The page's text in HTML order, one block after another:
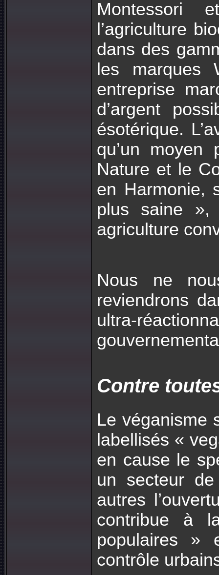
Montessori
l’agriculture
dans des
les marques
entreprise
d’argent
ésotérique.
qu’un
Nature et le
en Harmonie,
plus saine »,
agriculture
Nous ne
reviendrons
ultra-
Contre
Le véganisme
labellisés «
en cause le
un secteur
autres
contribue à
populaires »
contrôle